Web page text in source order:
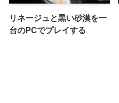
リネージュと黒い砂漠を一
台のPCでプレイする